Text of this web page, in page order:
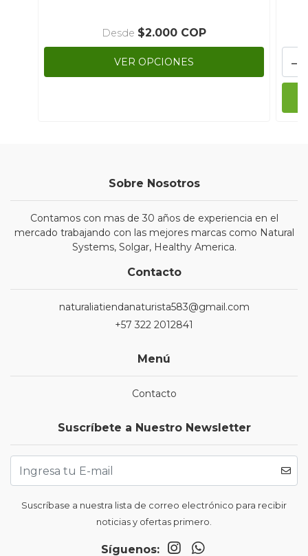
Desde $2.000 COP
VER OPCIONES -
Sobre Nosotros
Contamos con mas de 30 años de experiencia en el
mercado trabajando con las mejores marcas como Natural
Systems, Solgar, Healthy America.
Contacto
naturaliatiendanaturista583@gmail.com
+57 322 2012841
Menú
Contacto
Suscríbete a Nuestro Newsletter
Suscríbase a nuestra lista de correo electrónico para recibir
noticias y ofertas primero.
Síguenos: